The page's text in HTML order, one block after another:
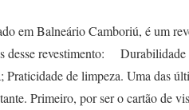
em Balneário Camboriú, é um
desse revestimento: ⠀
de limpeza. Uma das
Primeiro, por ser o cartão de